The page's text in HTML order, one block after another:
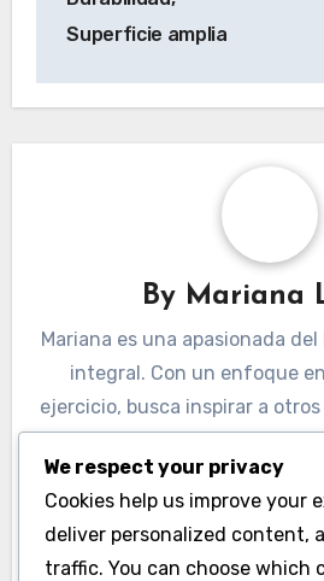
Superficie amplia
By Mariana
Mariana es una apasionada
integral. Con un enfoque
ejercicio, busca inspirar a
comparte consejos prácticos y
donde combina su
investigaciones recientes en el
We respect your privacy
Cookies help us improve your
deliver personalized content,
traffic. You can choose which